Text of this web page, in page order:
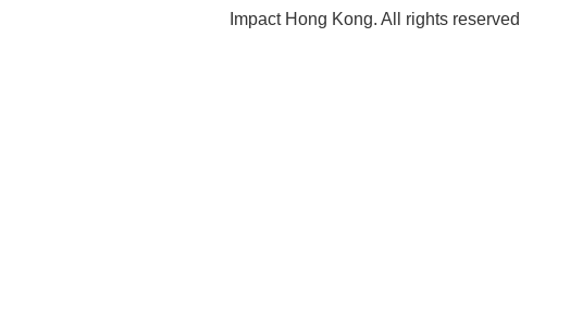
Impact Hong Kong. All rights reserved